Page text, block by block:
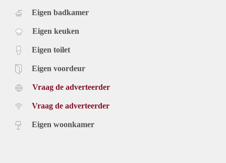
Eigen badkamer
Eigen keuken
Eigen toilet
Eigen voordeur
Vraag de adverteerder
Vraag de adverteerder
Eigen woonkamer